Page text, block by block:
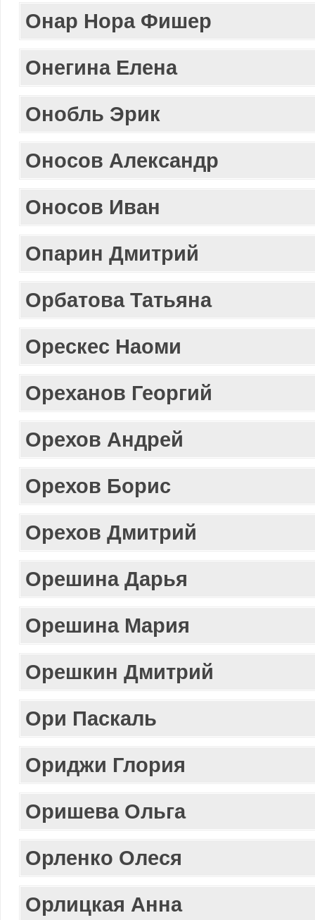
Онар Нора Фишер
Онегина Елена
Онобль Эрик
Оносов Александр
Оносов Иван
Опарин Дмитрий
Орбатова Татьяна
Орескес Наоми
Ореханов Георгий
Орехов Андрей
Орехов Борис
Орехов Дмитрий
Орешина Дарья
Орешина Мария
Орешкин Дмитрий
Ори Паскаль
Ориджи Глория
Оришева Ольга
Орленко Олеся
Орлицкая Анна